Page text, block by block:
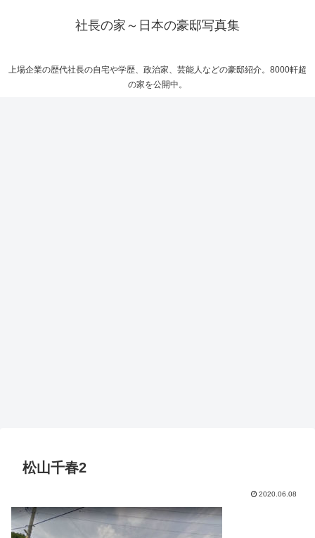
社長の家～日本の豪邸写真集
上場企業の歴代社長の自宅や学歴、政治家、芸能人などの豪邸紹介。8000軒超
の家を公開中。
松山千春2
2020.06.08